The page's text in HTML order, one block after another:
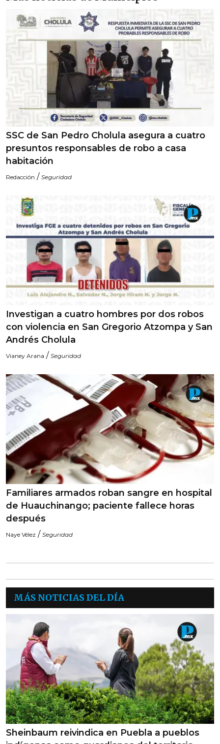
SSC de San Pedro Cholula asegura a cuatro
presuntos responsables de robo a casa
habitación
Redacción / Seguridad
Investigan a cuatro hombres por dos robos
con violencia en San Gregorio Atzompa y San
Andrés Cholula
Vianey Arana / Seguridad
Familiares armados roban sangre en hospital
de Huauchinango; paciente fallece horas
después
Naye Vélez / Seguridad
MÁS NOTICIAS DEL DÍA
Sheinbaum reivindica en Puebla a pueblos